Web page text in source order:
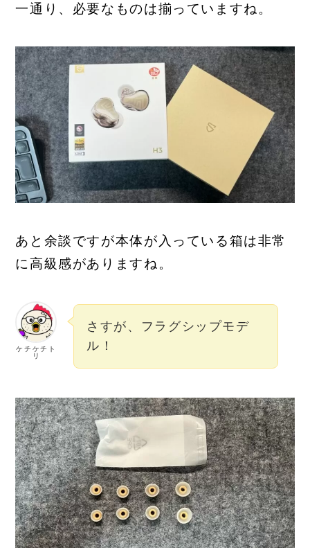
一通り、必要なものは揃っていますね。
あと余談ですが本体が入っている箱は非常
に高級感がありますね。
ケチケチト
リ
さすが、フラグシップモデ
ル！